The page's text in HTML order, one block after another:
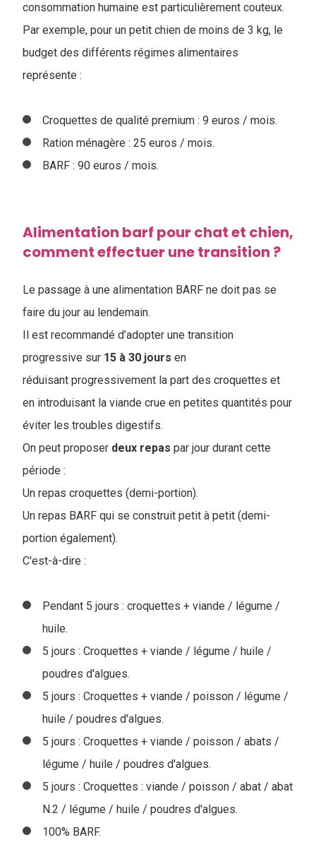
consommation humaine est particulièrement couteux.
Par exemple, pour un petit chien de moins de 3 kg, le
budget des différents régimes alimentaires
représente :
Croquettes de qualité premium : 9 euros / mois.
Ration ménagère : 25 euros / mois.
BARF : 90 euros / mois.
Alimentation barf pour chat et chien,
comment effectuer une transition ?
Le passage à une alimentation BARF ne doit pas se
faire du jour au lendemain.
Il est recommandé d’adopter une transition
progressive sur 15 à 30 jours en
réduisant progressivement la part des croquettes et
en introduisant la viande crue en petites quantités pour
éviter les troubles digestifs.
On peut proposer deux repas par jour durant cette
période :
Un repas croquettes (demi-portion).
Un repas BARF qui se construit petit à petit (demi-
portion également).
C'est-à-dire :
Pendant 5 jours : croquettes + viande / légume /
huile.
5 jours : Croquettes + viande / légume / huile /
poudres d'algues.
5 jours : Croquettes + viande / poisson / légume /
huile / poudres d'algues.
5 jours : Croquettes + viande / poisson / abats /
légume / huile / poudres d'algues.
5 jours : Croquettes : viande / poisson / abat / abat
N.2 / légume / huile / poudres d'algues.
100% BARF.